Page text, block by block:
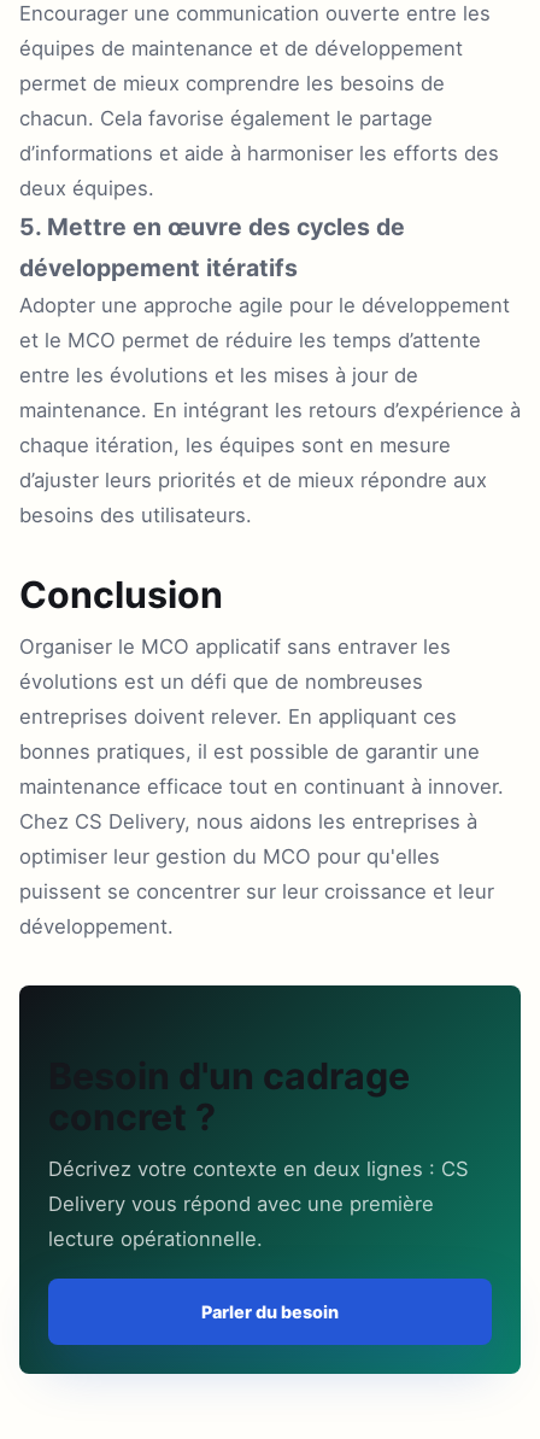
Encourager une communication ouverte entre les
équipes de maintenance et de développement
permet de mieux comprendre les besoins de
chacun. Cela favorise également le partage
d’informations et aide à harmoniser les efforts des
deux équipes.
5. Mettre en œuvre des cycles de
développement itératifs
Adopter une approche agile pour le développement
et le MCO permet de réduire les temps d’attente
entre les évolutions et les mises à jour de
maintenance. En intégrant les retours d’expérience à
chaque itération, les équipes sont en mesure
d’ajuster leurs priorités et de mieux répondre aux
besoins des utilisateurs.
Conclusion
Organiser le MCO applicatif sans entraver les
évolutions est un défi que de nombreuses
entreprises doivent relever. En appliquant ces
bonnes pratiques, il est possible de garantir une
maintenance efficace tout en continuant à innover.
Chez CS Delivery, nous aidons les entreprises à
optimiser leur gestion du MCO pour qu'elles
puissent se concentrer sur leur croissance et leur
développement.
Besoin d'un cadrage
concret ?
Décrivez votre contexte en deux lignes : CS
Delivery vous répond avec une première
lecture opérationnelle.
Parler du besoin